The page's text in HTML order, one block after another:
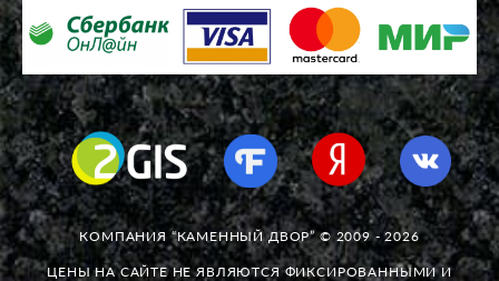
КОМПАНИЯ “КАМЕННЫЙ ДВОР” © 2009 - 2026
ЦЕНЫ НА САЙТЕ НЕ ЯВЛЯЮТСЯ ФИКСИРОВАННЫМИ И